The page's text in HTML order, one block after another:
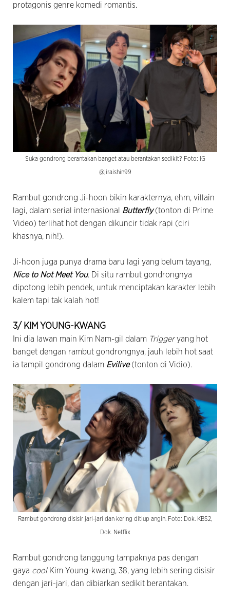
protagonis genre komedi romantis.
Suka gondrong berantakan banget atau berantakan sedikit? Foto: IG
@jiraishin99
Rambut gondrong Ji-hoon bikin karakternya, ehm, villain
lagi, dalam serial internasional Butterfly(tonton di Prime
Video) terlihat hot dengan dikuncir tidak rapi (ciri
khasnya, nih!).
Ji-hoon juga punya drama baru lagi yang belum tayang,
Nice to Not Meet You. Di situ rambut gondrongnya
dipotong lebih pendek, untuk menciptakan karakter lebih
kalem tapi tak kalah hot!
3/ KIM YOUNG-KWANG
Ini dia lawan main Kim Nam-gil dalam Triggeryang hot
banget dengan rambut gondrongnya, jauh lebih hot saat
ia tampil gondrong dalam Evilive(tonton di Vidio).
Rambut gondrong disisir jari-jari dan kering ditiup angin. Foto: Dok. KBS2,
Dok. Netflix
Rambut gondrong tanggung tampaknya pas dengan
gaya cool Kim Young-kwang, 38, yang lebih sering disisir
dengan jari-jari, dan dibiarkan sedikit berantakan.